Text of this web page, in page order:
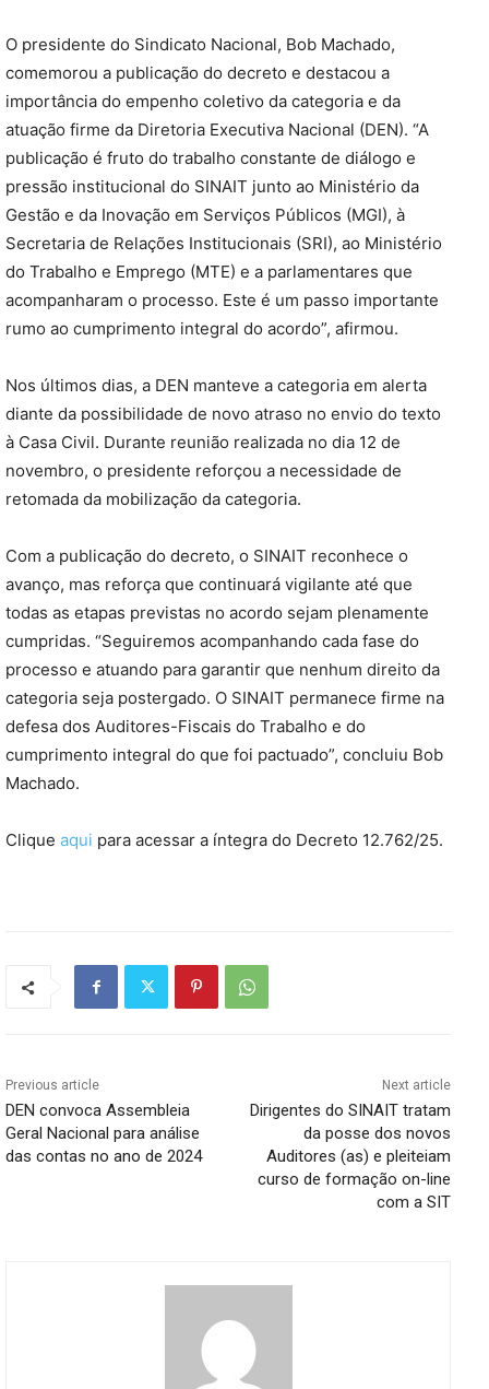
O presidente do Sindicato Nacional, Bob Machado,
comemorou a publicação do decreto e destacou a
importância do empenho coletivo da categoria e da
atuação firme da Diretoria Executiva Nacional (DEN). “A
publicação é fruto do trabalho constante de diálogo e
pressão institucional do SINAIT junto ao Ministério da
Gestão e da Inovação em Serviços Públicos (MGI), à
Secretaria de Relações Institucionais (SRI), ao Ministério
do Trabalho e Emprego (MTE) e a parlamentares que
acompanharam o processo. Este é um passo importante
rumo ao cumprimento integral do acordo”, afirmou.
Nos últimos dias, a DEN manteve a categoria em alerta
diante da possibilidade de novo atraso no envio do texto
à Casa Civil. Durante reunião realizada no dia 12 de
novembro, o presidente reforçou a necessidade de
retomada da mobilização da categoria.
Com a publicação do decreto, o SINAIT reconhece o
avanço, mas reforça que continuará vigilante até que
todas as etapas previstas no acordo sejam plenamente
cumpridas. “Seguiremos acompanhando cada fase do
processo e atuando para garantir que nenhum direito da
categoria seja postergado. O SINAIT permanece firme na
defesa dos Auditores-Fiscais do Trabalho e do
cumprimento integral do que foi pactuado”, concluiu Bob
Machado.
Clique aqui para acessar a íntegra do Decreto 12.762/25.
Previous article
DEN convoca Assembleia
Geral Nacional para análise
das contas no ano de 2024
Next article
Dirigentes do SINAIT tratam
da posse dos novos
Auditores (as) e pleiteiam
curso de formação on-line
com a SIT